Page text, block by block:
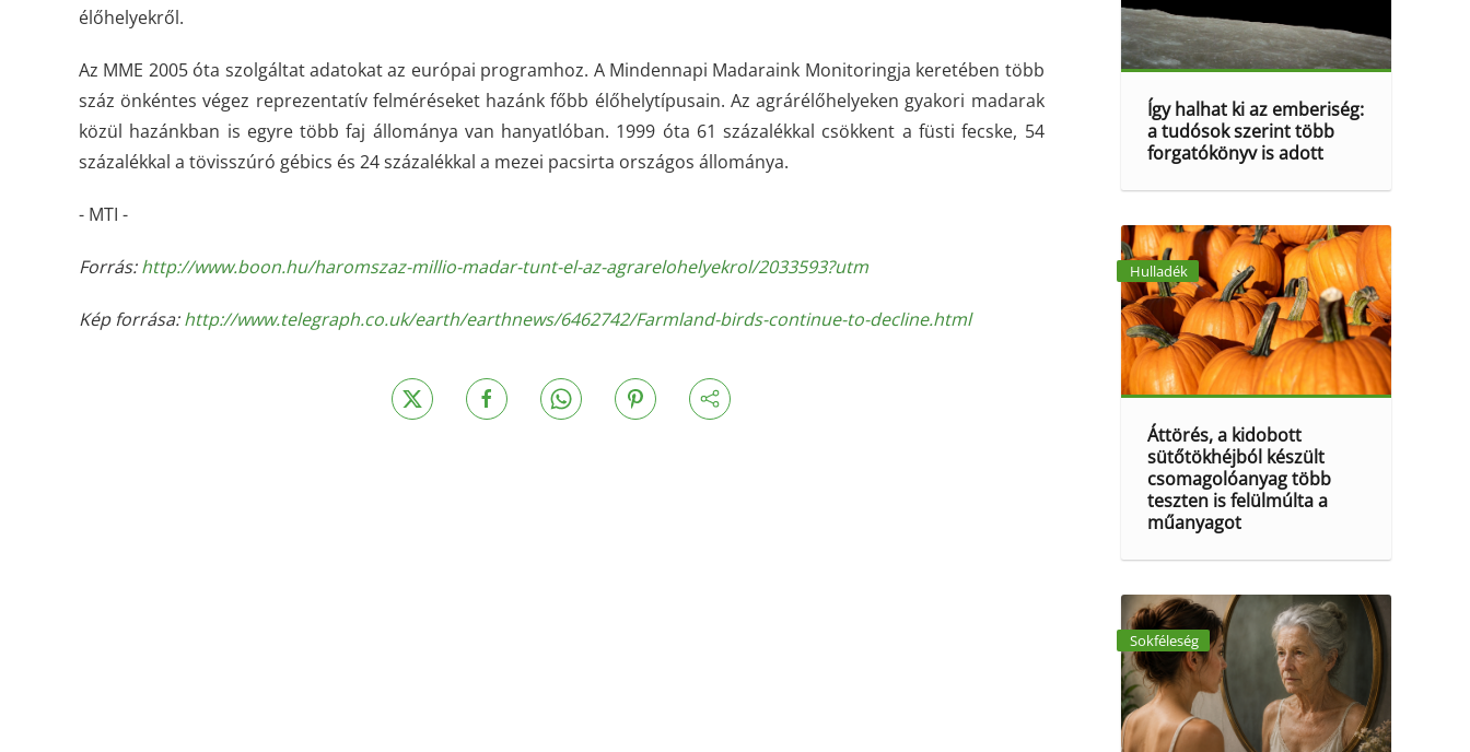
élőhelyekről.
Az MME 2005 óta szolgáltat adatokat az európai programhoz. A Mindennapi Madaraink Monitoringja keretében több
száz önkéntes végez reprezentatív felméréseket hazánk főbb élőhelytípusain. Az agrárélőhelyeken gyakori madarak
közül hazánkban is egyre több faj állománya van hanyatlóban. 1999 óta 61 százalékkal csökkent a füsti fecske, 54
százalékkal a tövisszúró gébics és 24 százalékkal a mezei pacsirta országos állománya.
- MTI -
Forrás:http://www.boon.hu/haromszaz-millio-madar-tunt-el-az-agrarelohelyekrol/2033593?utm
Kép forrása:http://www.telegraph.co.uk/earth/earthnews/6462742/Farmland-birds-continue-to-decline.html
Így halhat ki az emberiség:
a tudósok szerint több
forgatókönyv is adott
Hulladék
Áttörés, a kidobott
sütőtökhéjból készült
csomagolóanyag több
teszten is felülmúlta a
műanyagot
Sokféleség